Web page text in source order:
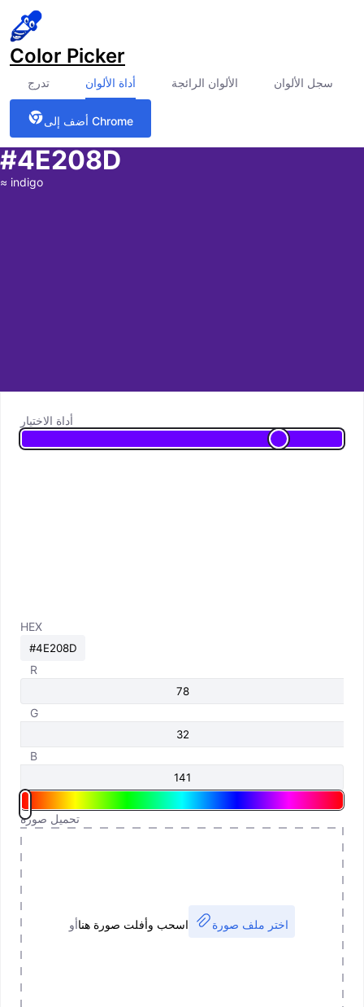
Color Picker
تدرج أداة الألوان الألوان الرائجة سجل الألوان
أضف إلى Chrome
#4E208D
≈ indigo
أداة الاختيار
HEX
R
G
B
تحميل صورة
اسحب وأفلت صورة هناأو اختر ملف صورة